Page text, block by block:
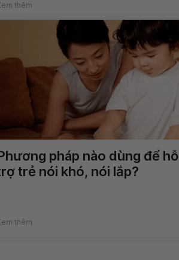
thêm
pháp nào dùng để hỗ
trẻ nói khó, nói lắp?
thêm